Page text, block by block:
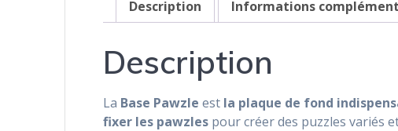
Description Informations
Description
La Base Pawzle est la plaque de fond
fixer les pawzles pour créer des puzzles variés